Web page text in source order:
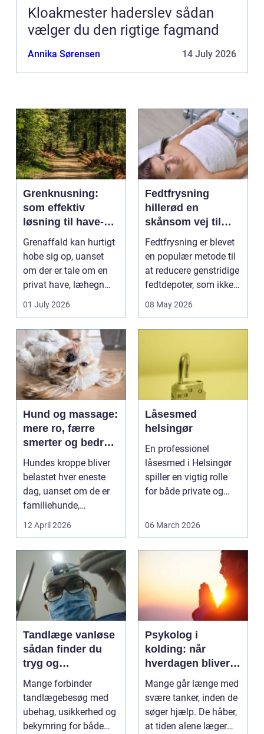
Kloakmester haderslev sådan
vælger du den rigtige fagmand
Annika Sørensen 14 July 2026
Grenknusning:
som effektiv
løsning til have-
og skovaffald
Grenaffald kan hurtigt
hobe sig op, uanset
om der er tale om en
privat have, læhegn
langs mark...
01 July 2026
Fedtfrysning
hillerød en
skånsom vej til
reduktion af lokale
fedtdepoter
Fedtfrysning er blevet
en populær metode til
at reducere genstridige
fedtdepoter, som ikke
reagerer ...
08 May 2026
Hund og massage:
mere ro, færre
smerter og bedre
bevægelse
Hundes kroppe bliver
belastet hver eneste
dag, uanset om de er
familiehunde,
jagthunde,
konkurrenceh...
12 April 2026
Låsesmed
helsingør
En professionel
låsesmed i Helsingør
spiller en vigtig rolle
for både private og
06 March 2026
Tandlæge vanløse
sådan finder du
tryg og
professionel
tandpleje
Mange forbinder
tandlægebesøg med
ubehag, usikkerhed og
bekymring for både
Psykolog i
kolding: når
hverdagen bliver
for tung at bære
alene
Mange går længe med
svære tanker, inden de
søger hjælp. De håber,
at tiden alene læger